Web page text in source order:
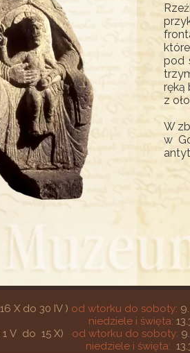
pod
ręką
z
W
w
X do 30 IV ) od wtorku do soboty:
i święta:
V do 15 X) od wtorku do soboty:
i święta: